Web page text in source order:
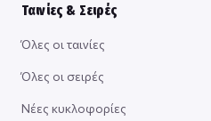
Ταινίες & Σειρές
Όλες οι ταινίες
Όλες οι σειρές
Νέες κυκλοφορίες